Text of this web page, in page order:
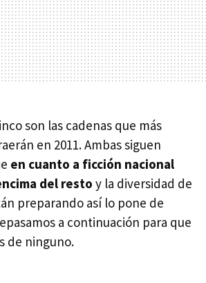
son las cadenas que más
en 2011. Ambas siguen
en cuanto a ficción nacional
del resto y la diversidad de
preparando así lo pone de
a continuación para que
de ninguno.